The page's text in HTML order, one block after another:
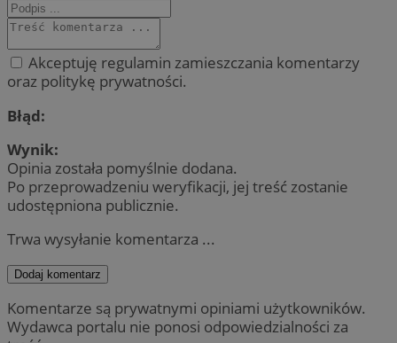
Akceptuję regulamin zamieszczania komentarzy
oraz politykę prywatności.
Błąd:
Wynik:
Opinia została pomyślnie dodana.
Po przeprowadzeniu weryfikacji, jej treść zostanie
udostępniona publicznie.
Trwa wysyłanie komentarza ...
Dodaj komentarz
Komentarze są prywatnymi opiniami użytkowników.
Wydawca portalu nie ponosi odpowiedzialności za